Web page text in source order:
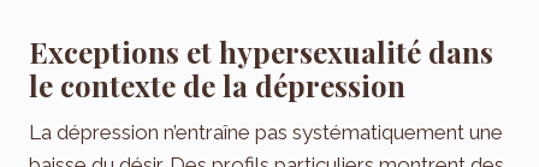
Exceptions et hypersexualité dans
le contexte de la dépression
La dépression n’entraîne pas systématiquement une